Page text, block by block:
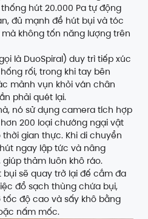
hút 20.000 Pa tự động
đủ mạnh để hút bụi và tóc
không tốn năng lượng trên
là DuoSpiral) duy trì tiếp xúc
rối, trong khi tay bên
mảnh vụn khỏi ván chân
phải quét lại.
nó sử dụng camera tích hợp
200 loại chướng ngại vật
gian thực. Khi di chuyển
ngay lập tức và nâng
thảm luôn khô ráo.
bụi sẽ quay trở lại đế cắm đa
đổ sạch thùng chứa bụi,
độ cao và sấy khô bằng
nấm mốc.